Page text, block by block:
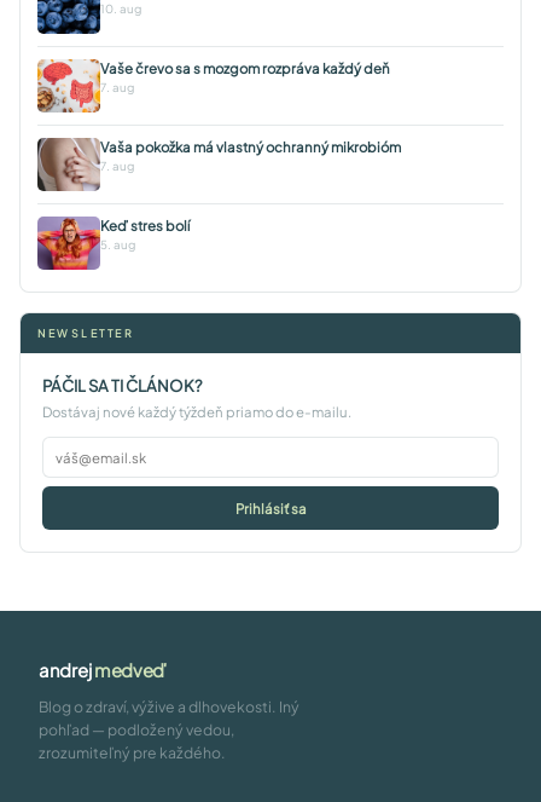
10. aug
Vaše črevo sa s mozgom rozpráva každý deň
7. aug
Vaša pokožka má vlastný ochranný mikrobióm
7. aug
Keď stres bolí
5. aug
NEWSLETTER
PÁČIL SA TI ČLÁNOK?
Dostávaj nové každý týždeň priamo do e-mailu.
Prihlásiť sa
andrejmedveď
Blog o zdraví, výžive a dlhovekosti. Iný
pohľad — podložený vedou,
zrozumiteľný pre každého.